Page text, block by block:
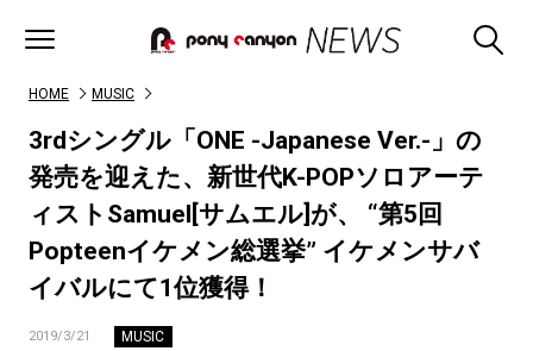
HOME MUSIC
3rdシングル「ONE -Japanese Ver.-」の
発売を迎えた、新世代K-POPソロアーテ
ィストSamuel[サムエル]が、 “第5回
Popteenイケメン総選挙” イケメンサバ
イバルにて1位獲得！
2019/3/21 MUSIC